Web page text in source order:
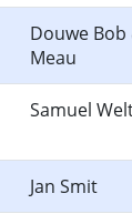
Douwe Bob
Meau
Samuel
Jan Smit